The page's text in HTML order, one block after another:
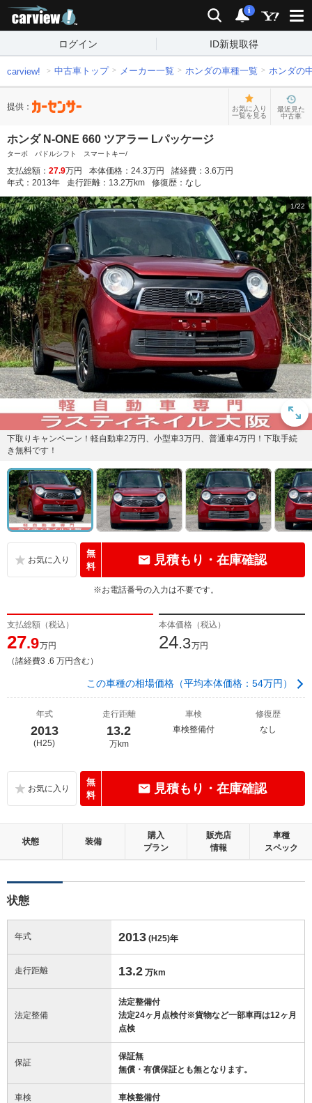
検索 通知
i
ログイン ID新規取得
carview! 中古車トップ メーカー一覧 ホンダの車種一覧 ホンダの
提供：
お気に入り
一覧を見る
最近見た
中古車
ホンダ N-ONE 660 ツアラー Lパッケージ
ターボ パドルシフト スマートキー/
支払総額： 27.9万円 本体価格： 24.3万円 諸経費： 3.6万円
年式： 2013年 走行距離： 13.2万km 修復歴： なし
1/22
下取りキャンペーン！軽自動車2万円、小型車3万円、普通車4万円！下取手続
き無料です！
無
料
見積もり・在庫確認
※お電話番号の入力は不要です。
支払総額（税込）
27.9万円
（諸経費3 .6 万円含む）
本体価格（税込）
24.3万円
この車種の相場価格（平均本体価格：54万円）
年式
2013
(H25)
走行距離
13.2
万km
車検
車検整備付
修復歴
なし
無
料
見積もり・在庫確認
状態 装備
購入
プラン
販売店
情報
車種
スペック
状態
年式 2013 (H25)年
走行距離 13.2 万km
法定整備
法定整備付
法定24ヶ月点検付※貨物など一部車両は12ヶ月
点検
保証
保証無
無償・有償保証とも無となります。
車検 車検整備付